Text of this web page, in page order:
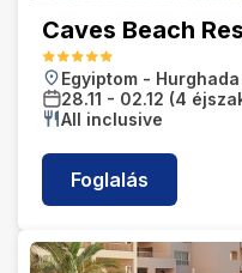
Caves Beach
Egyiptom - Hurghada
28.11 - 02.12 (4
All inclusive
Foglalás